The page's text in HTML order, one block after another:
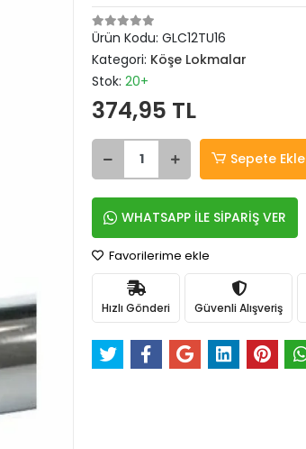
Ürün Kodu: GLC12TU16
Kategori: Köşe Lokmalar
Stok: 20+
374,95 TL
Sepete Ekle
WHATSAPP İLE SİPARİŞ VER
Favorilerime ekle
Hızlı Gönderi Güvenli Alışveriş